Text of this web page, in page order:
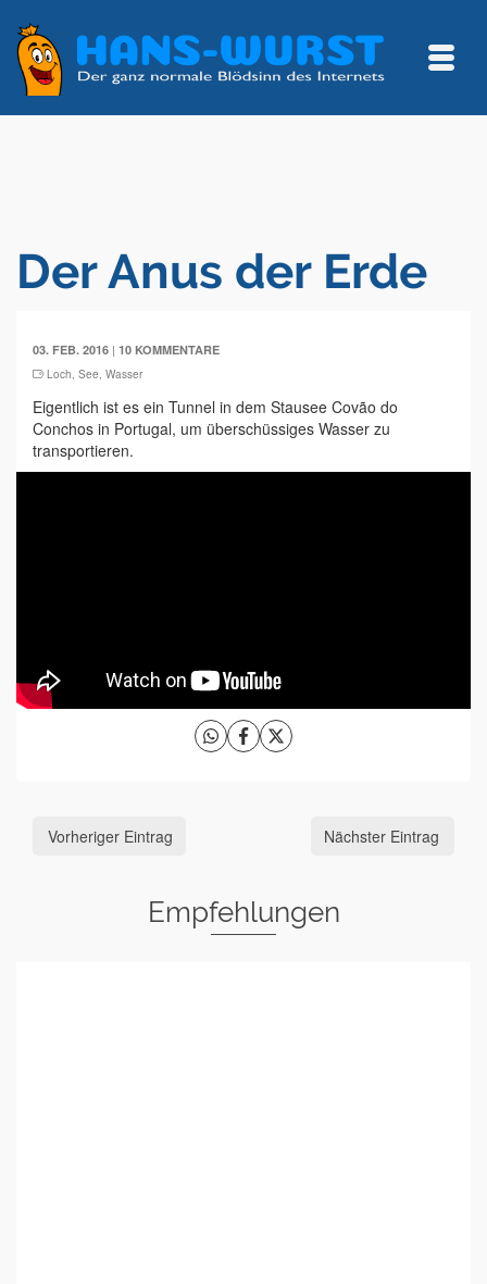
Der Anus der Erde
03. FEB. 2016 | 10 KOMMENTARE
Loch, See, Wasser
Eigentlich ist es ein Tunnel in dem Stausee Covão do
Conchos in Portugal, um überschüssiges Wasser zu
transportieren.
Vorheriger Eintrag Nächster Eintrag
Empfehlungen